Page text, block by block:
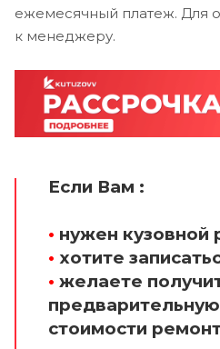
ежемесячный платеж. Для
к менеджеру.
Если Вам :
• нужен кузовной
• хотите
• желаете
стоимости